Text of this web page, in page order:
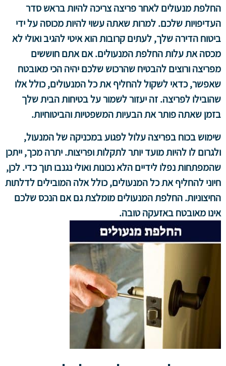
החלפת מנעולים לאחר פריצה צריכה להיות בראש סדר
העדיפויות שלכם. למרות שאתה עשוי להיות מכוסה על ידי
ביטוח הדירה שלך, לעתים קרובות הוא איטי להגיב ואולי לא
מכסה את עלות החלפת המנעולים. אם אתם חוששים
מפריצה ורוצים להבטיח שהרכוש שלכם יהיה הכי מאובטח
שאפשר, כדאי לשקול להחליף את כל המנעולים, כולל אלו
שהובילו לפריצה. זה יעזור לשמור על בטיחות הבית שלך
בזמן שאתה פותר את הבעיות המשפטיות והביטוחיות.
שימוש בכוח בפריצה עלול לפגוע במכניקה של המנעול,
ולגרום לו להיות מועד יותר לתקלות ופריצות. יתרה מכך, ייתכן
שהמפתחות נפלו לידיים הלא נכונות ואולי נגנבו תוך כדי. לכן,
חיוני להחליף את כל המנעולים, כולל אלה המובילים לדלתות
החיצוניות. החלפת המנעולים מומלצת גם אם הנכס שלכם
אינו מאובטח באזעקה טובה.